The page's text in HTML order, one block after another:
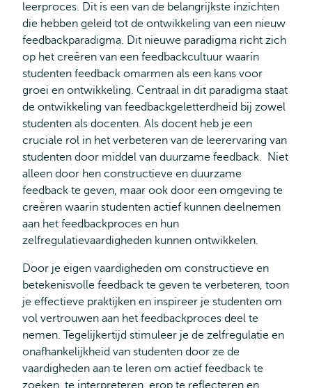
leerproces. Dit is een van de belangrijkste inzichten
die hebben geleid tot de ontwikkeling van een nieuw
feedbackparadigma. Dit nieuwe paradigma richt zich
op het creëren van een feedbackcultuur waarin
studenten feedback omarmen als een kans voor
groei en ontwikkeling. Centraal in dit paradigma staat
de ontwikkeling van feedbackgeletterdheid bij zowel
studenten als docenten. Als docent heb je een
cruciale rol in het verbeteren van de leerervaring van
studenten door middel van duurzame feedback. Niet
alleen door hen constructieve en duurzame
feedback te geven, maar ook door een omgeving te
creëren waarin studenten actief kunnen deelnemen
aan het feedbackproces en hun
zelfregulatievaardigheden kunnen ontwikkelen.
Door je eigen vaardigheden om constructieve en
betekenisvolle feedback te geven te verbeteren, toon
je effectieve praktijken en inspireer je studenten om
vol vertrouwen aan het feedbackproces deel te
nemen. Tegelijkertijd stimuleer je de zelfregulatie en
onafhankelijkheid van studenten door ze de
vaardigheden aan te leren om actief feedback te
zoeken, te interpreteren, erop te reflecteren en